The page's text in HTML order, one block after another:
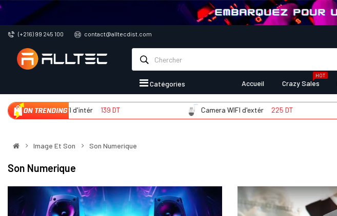
(+216) 99 245 100 contact@alltecdist.com
Catégories Accueil Crazy Sales
HOT
Camera WIFI d'intér 139 DT Camera WIFI d'extér 225 DT
Image Et Son Son Numerique
Son Numerique